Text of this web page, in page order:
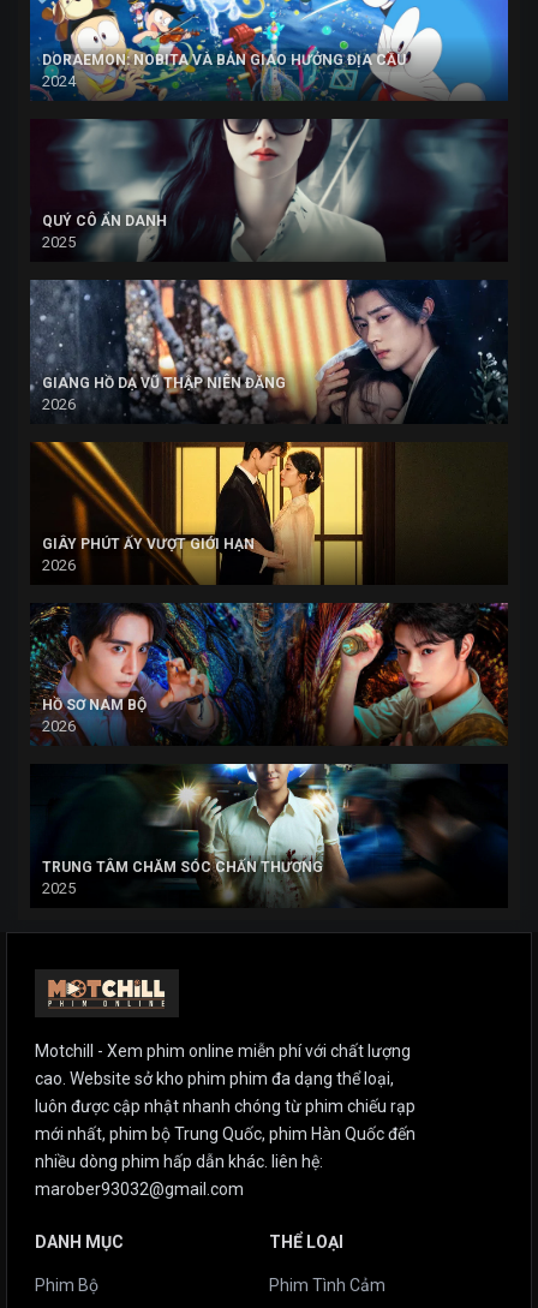
DORAEMON: NOBITA VÀ BẢN GIAO HƯỞNG ĐỊA CẦU
2024
QUÝ CÔ ẨN DANH
2025
GIANG HỒ DẠ VŨ THẬP NIÊN ĐĂNG
2026
GIÂY PHÚT ẤY VƯỢT GIỚI HẠN
2026
HỒ SƠ NAM BỘ
2026
TRUNG TÂM CHĂM SÓC CHẤN THƯƠNG
2025
Motchill - Xem phim online miễn phí với chất lượng
cao. Website sở kho phim phim đa dạng thể loại,
luôn được cập nhật nhanh chóng từ phim chiếu rạp
mới nhất, phim bộ Trung Quốc, phim Hàn Quốc đến
nhiều dòng phim hấp dẫn khác. liên hệ:
marober93032@gmail.com
DANH MỤC
Phim Bộ
THỂ LOẠI
Phim Tình Cảm